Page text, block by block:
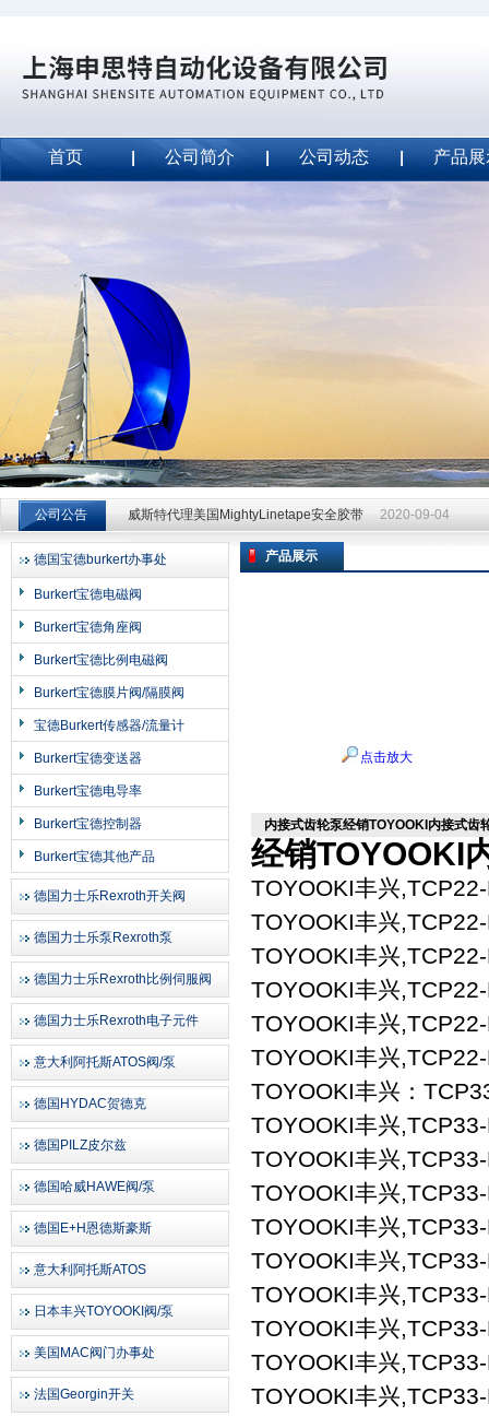
上海申思特自动化设备有限公司
首页 公司简介 公司动态 产品
公司公告
威斯特代理美国MightyLinetape安全胶带 2020-09-04
威斯特代理美国MightyLinetape安全胶带 2020-09-04
威斯特代理美国MightyLinetape安全胶带
德国宝德burkert办事处
Burkert宝德电磁阀
Burkert宝德角座阀
Burkert宝德比例电磁阀
Burkert宝德膜片阀/隔膜阀
宝德Burkert传感器/流量计
Burkert宝德变送器
Burkert宝德电导率
Burkert宝德控制器
Burkert宝德其他产品
德国力士乐Rexroth开关阀
德国力士乐泵Rexroth泵
德国力士乐Rexroth比例伺服阀
德国力士乐Rexroth电子元件
意大利阿托斯ATOS阀/泵
德国HYDAC贺德克
德国PILZ皮尔兹
德国哈威HAWE阀/泵
德国E+H恩德斯豪斯
意大利阿托斯ATOS
日本丰兴TOYOOKI阀/泵
美国MAC阀门办事处
法国Georgin开关
产品展示
点击放大
内接式齿轮泵经销TOYOOKI内接式齿
经销TOYOOKI
TOYOOKI丰兴
TOYOOKI丰兴
TOYOOKI丰兴
TOYOOKI丰兴
TOYOOKI丰兴
TOYOOKI丰兴
TOYOOKI丰兴：
TOYOOKI丰兴
TOYOOKI丰兴
TOYOOKI丰兴
TOYOOKI丰兴
TOYOOKI丰兴
TOYOOKI丰兴
TOYOOKI丰兴
TOYOOKI丰兴
TOYOOKI丰兴